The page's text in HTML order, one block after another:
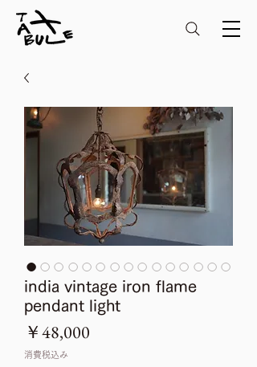
india vintage iron flame
pendant light
￥48,000
消費税込み